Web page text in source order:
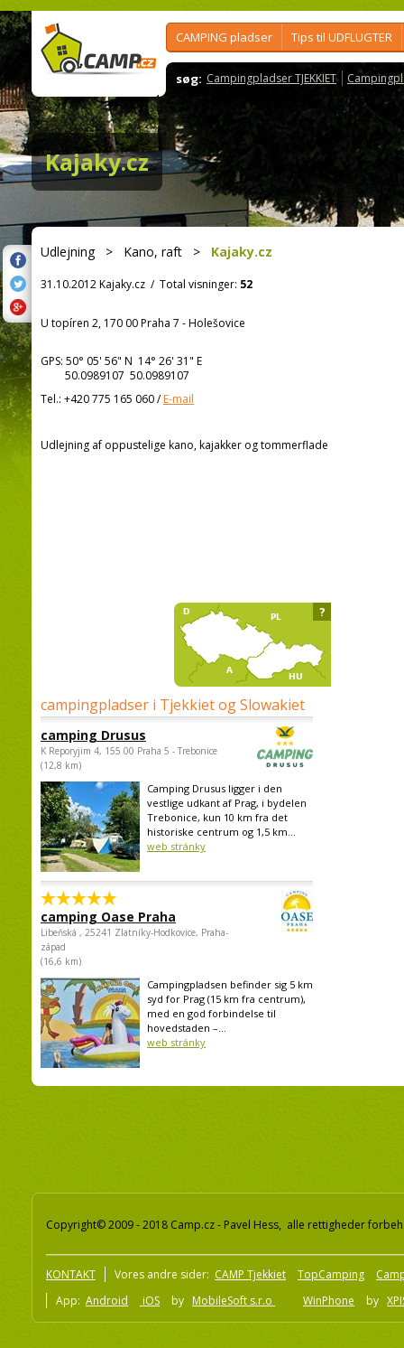
CAMPING pladser Tips til UDFLUGTER
søg: Campingpladser TJEKKIET
Kajaky.cz
Udlejning> Kano, raft > Kajaky.cz
31.10.2012 Kajaky.cz / Total visninger: 52
U topíren 2, 170 00 Praha 7 - Holešovice
GPS: 50° 05' 56" N 14° 26' 31" E
50.0989107 50.0989107
Tel.: +420 775 165 060/E-mail
Udlejning af oppustelige kano, kajakker og tommerflade
campingpladser i Tjekkiet og Slowakiet
camping Drusus
K Reporyjim 4, 155 00 Praha 5 - Trebonice
(12,8 km)
Camping Drusus ligger i den
vestlige udkant af Prag, i bydelen
Trebonice, kun 10 km fra det
historiske centrum og 1,5 km...
web stránky
camping Oase Praha
Libeňská , 25241 Zlatníky-Hodkovice, Praha-
západ
(16,6 km)
Campingpladsen befinder sig 5 km
syd for Prag (15 km fra centrum),
med en god forbindelse til
hovedstaden –...
web stránky
?
Copyright© 2009 - 2018 Camp.cz - Pavel Hess, alle rettigheder
KONTAKT Vores andre sider: CAMP Tjekkiet TopCamping
App: Android iOS by MobileSoft s.r.o WinPhone by